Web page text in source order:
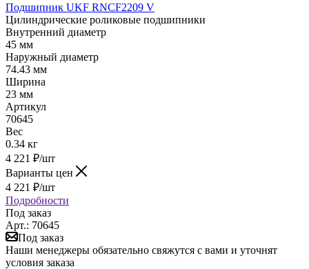
Подшипник UKF RNCF2209 V
Цилиндрические роликовые подшипники
Внутренний диаметр
45 мм
Наружный диаметр
74.43 мм
Ширина
23 мм
Артикул
70645
Вес
0.34 кг
4 221 ₽/шт
Варианты цен
4 221 ₽/шт
Подробности
Под заказ
Арт.: 70645
Под заказ
Наши менеджеры обязательно свяжутся с вами и уточнят
условия заказа